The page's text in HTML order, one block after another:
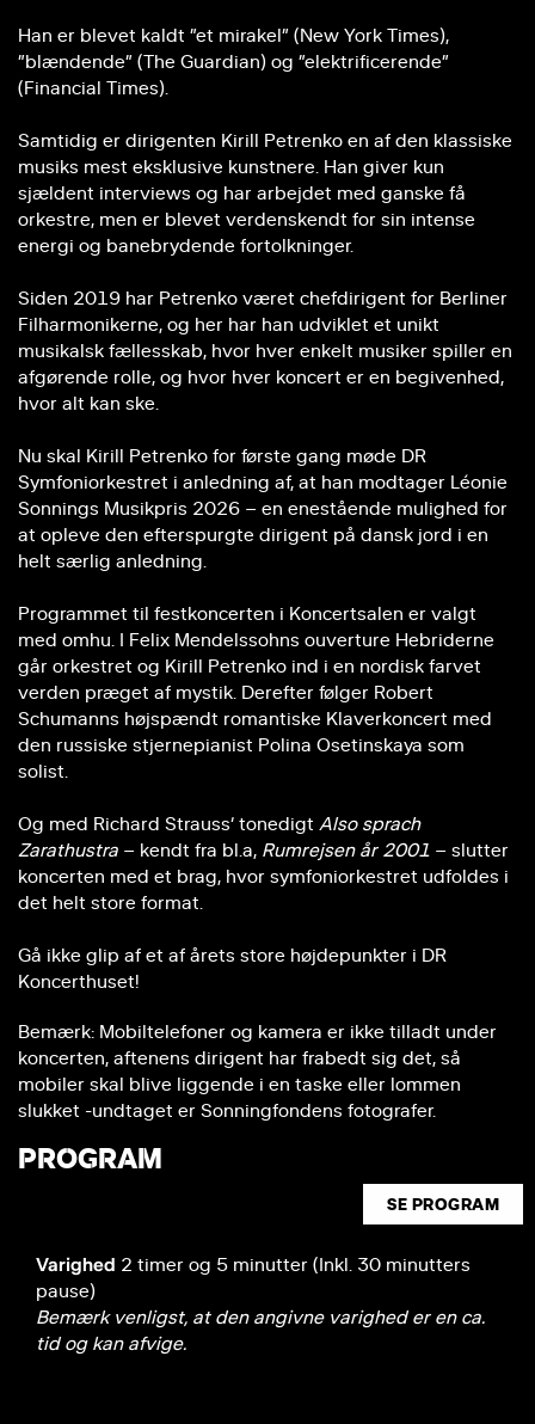
Han er blevet kaldt ”et mirakel” (New York Times),
”blændende” (The Guardian) og ”elektrificerende”
(Financial Times).
Samtidig er dirigenten Kirill Petrenko en af den klassiske
musiks mest eksklusive kunstnere. Han giver kun
sjældent interviews og har arbejdet med ganske få
orkestre, men er blevet verdenskendt for sin intense
energi og banebrydende fortolkninger.
Siden 2019 har Petrenko været chefdirigent for Berliner
Filharmonikerne, og her har han udviklet et unikt
musikalsk fællesskab, hvor hver enkelt musiker spiller en
afgørende rolle, og hvor hver koncert er en begivenhed,
hvor alt kan ske.
Nu skal Kirill Petrenko for første gang møde DR
Symfoniorkestret i anledning af, at han modtager Léonie
Sonnings Musikpris 2026 – en enestående mulighed for
at opleve den efterspurgte dirigent på dansk jord i en
helt særlig anledning.
Programmet til festkoncerten i Koncertsalen er valgt
med omhu. I Felix Mendelssohns ouverture Hebriderne
går orkestret og Kirill Petrenko ind i en nordisk farvet
verden præget af mystik. Derefter følger Robert
Schumanns højspændt romantiske Klaverkoncert med
den russiske stjernepianist Polina Osetinskaya som
solist.
Og med Richard Strauss‘ tonedigt Also sprach
Zarathustra – kendt fra bl.a, Rumrejsen år 2001 – slutter
koncerten med et brag, hvor symfoniorkestret udfoldes i
det helt store format.
Gå ikke glip af et af årets store højdepunkter i DR
Koncerthuset!
Bemærk: Mobiltelefoner og kamera er ikke tilladt under
koncerten, aftenens dirigent har frabedt sig det, så
mobiler skal blive liggende i en taske eller lommen
slukket -undtaget er Sonningfondens fotografer.
PROGRAM
SE PROGRAM
Varighed 2 timer og 5 minutter (Inkl. 30 minutters
pause)
Bemærk venligst, at den angivne varighed er en ca.
tid og kan afvige.